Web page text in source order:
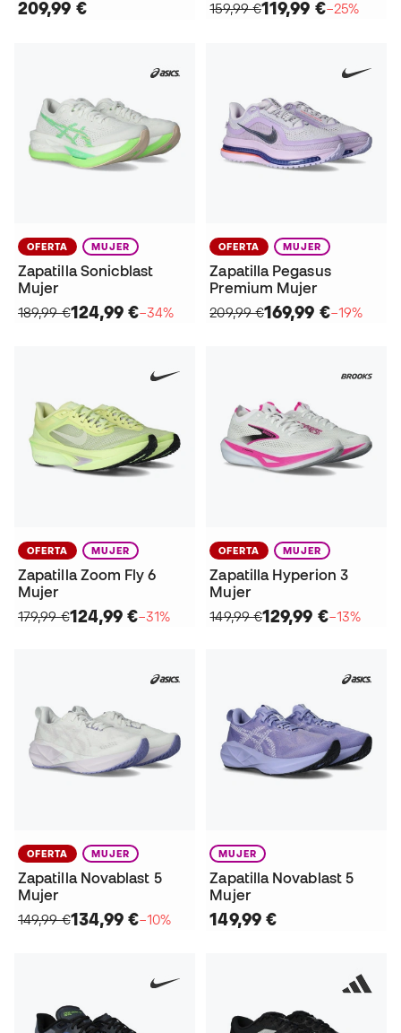
209,99 €
159,99 €119,99 €−25%
OFERTA MUJER
Zapatilla Sonicblast
Mujer
189,99 €124,99 €−34%
OFERTA MUJER
Zapatilla Pegasus
Premium Mujer
209,99 €169,99 €−19%
OFERTA MUJER
Zapatilla Zoom Fly 6
Mujer
179,99 €124,99 €−31%
OFERTA MUJER
Zapatilla Hyperion 3
Mujer
149,99 €129,99 €−13%
OFERTA MUJER
Zapatilla Novablast 5
Mujer
149,99 €134,99 €−10%
MUJER
Zapatilla Novablast 5
Mujer
149,99 €